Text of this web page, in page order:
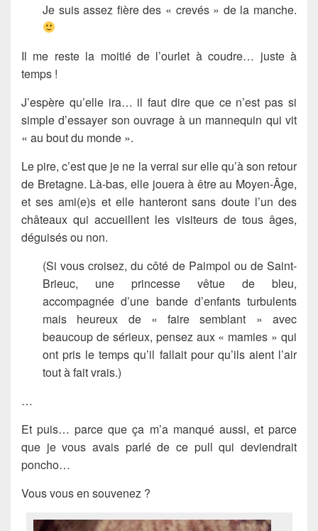
Je suis assez fière des « crevés » de la manche.
Il me reste la moitié de l’ourlet à coudre… juste à
temps !
J’espère qu’elle ira… il faut dire que ce n’est pas si
simple d’essayer son ouvrage à un mannequin qui vit
« au bout du monde ».
Le pire, c’est que je ne la verrai sur elle qu’à son retour
de Bretagne. Là-bas, elle jouera à être au Moyen-Âge,
et ses ami(e)s et elle hanteront sans doute l’un des
châteaux qui accueillent les visiteurs de tous âges,
déguisés ou non.
(Si vous croisez, du côté de Paimpol ou de Saint-
Brieuc, une princesse vêtue de bleu,
accompagnée d’une bande d’enfants turbulents
mais heureux de « faire semblant » avec
beaucoup de sérieux, pensez aux « mamies » qui
ont pris le temps qu’il fallait pour qu’ils aient l’air
tout à fait vrais.)
…
Et puis… parce que ça m’a manqué aussi, et parce
que je vous avais parlé de ce pull qui deviendrait
poncho…
Vous vous en souvenez ?